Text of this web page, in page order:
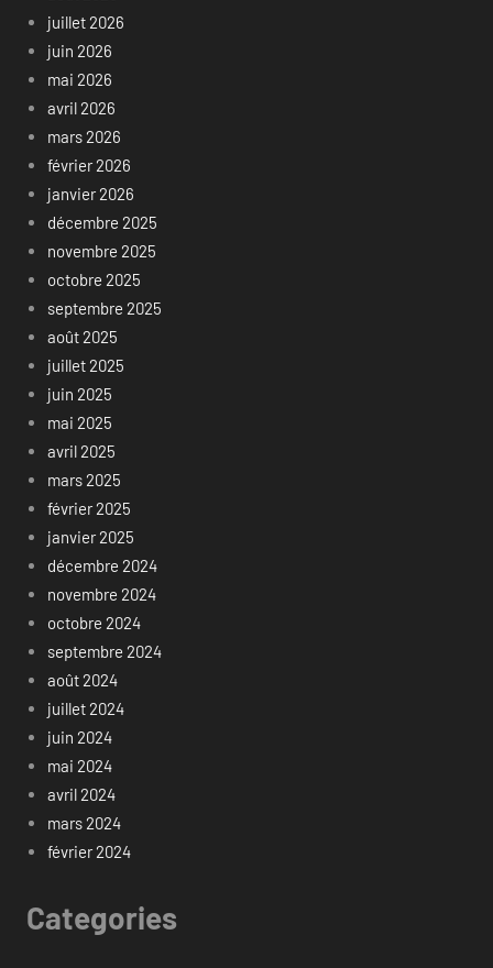
juillet 2026
juin 2026
mai 2026
avril 2026
mars 2026
février 2026
janvier 2026
décembre 2025
novembre 2025
octobre 2025
septembre 2025
août 2025
juillet 2025
juin 2025
mai 2025
avril 2025
mars 2025
février 2025
janvier 2025
décembre 2024
novembre 2024
octobre 2024
septembre 2024
août 2024
juillet 2024
juin 2024
mai 2024
avril 2024
mars 2024
février 2024
Categories